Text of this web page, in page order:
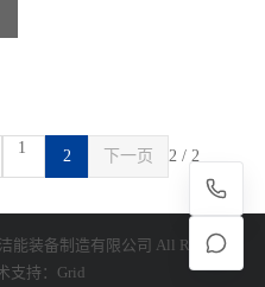
1 2 下一页 2 / 2
能装备制造有限公司 All Rights
支持： Grid